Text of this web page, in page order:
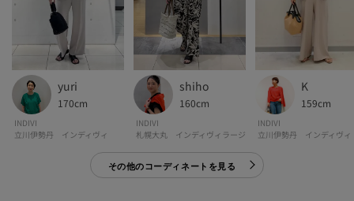
伸縮性：ややあり
生地の厚み：普通
裏地：なし
洗濯方法：洗濯機洗い可
モデル情報：身長170cm B74 W60 H86 着用サイズ：38（M）
yuri
170cm
INDIVI
立川伊勢丹 インディヴィ
shiho
160cm
INDIVI
札幌大丸 インディヴィラージ
K
159cm
INDIVI
立川伊勢丹 インディヴィ
その他のコーディネートを見る